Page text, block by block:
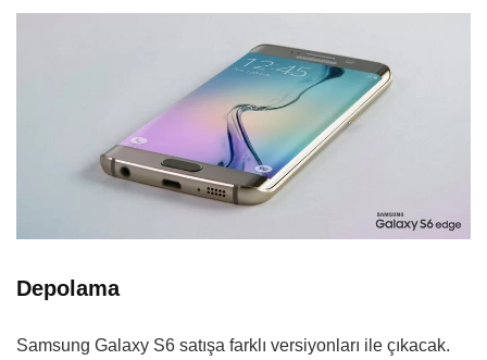
Depolama
Samsung Galaxy S6 satışa farklı versiyonları ile çıkacak.